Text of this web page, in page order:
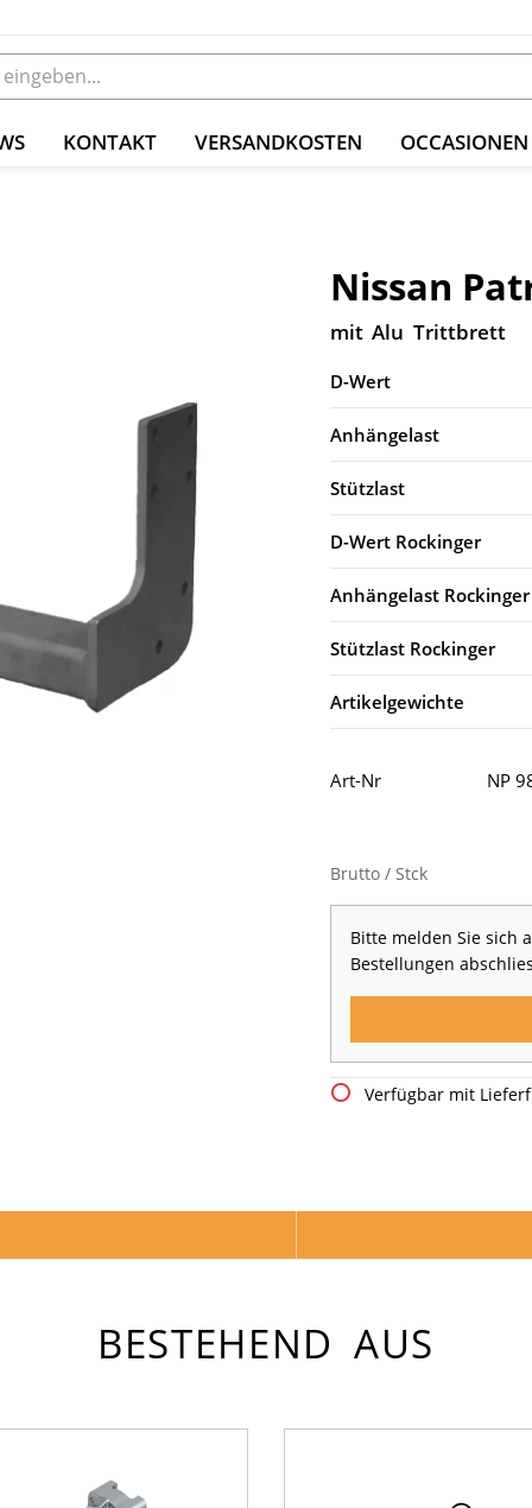
KONTAKT VERSANDKOSTEN OCCASIONEN
Nissan
mit Alu Trittbrett
D-Wert
Anhängelast
Stützlast
D-Wert Rockinger
Anhängelast Rockinger
Stützlast Rockinger
Artikelgewichte
Brutto / Stck
Bitte melden Sie sich
Bestellungen
Verfügbar mit
Art-Nr NP
BESTEHEND AUS